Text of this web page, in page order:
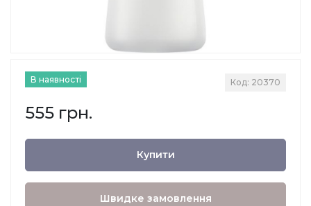
В наявності Код: 20370
555 грн.
Купити
Швидке замовлення